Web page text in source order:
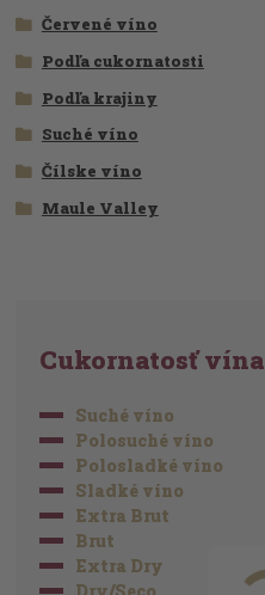
Červené víno
Podľa cukornatosti
Podľa krajiny
Suché víno
Čílske víno
Maule Valley
Cukornatosť vína
Suché víno
Polosuché víno
Polosladké víno
Sladké víno
Extra Brut
Brut
Extra Dry